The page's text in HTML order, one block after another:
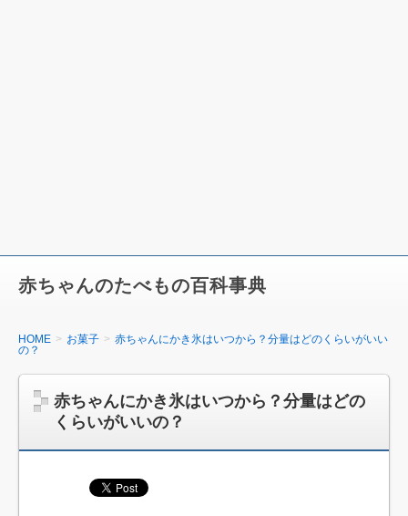
赤ちゃんのたべもの百科事典
HOME お菓子
赤ちゃんにかき氷はいつから？分量はどのくらいがいい
の？
赤ちゃんにかき氷はいつから？分量はどの
くらいがいいの？